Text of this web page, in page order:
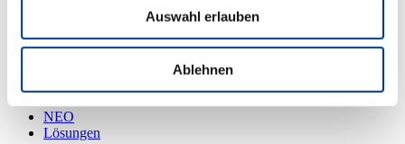
Auswahl erlauben
Ablehnen
meinProsoz
NEO
Lösungen